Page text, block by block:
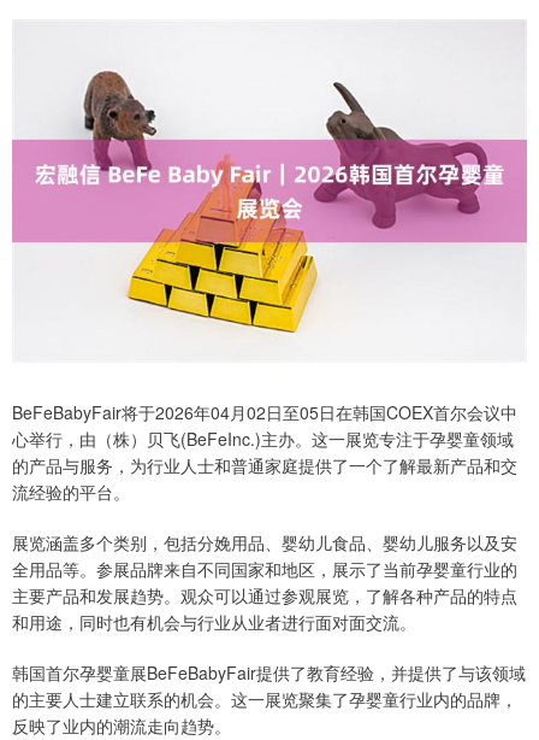
BeFeBabyFair将于2026年04月02日至05日在韩国COEX首尔会议中
心举行，由（株）贝飞(BeFeInc.)主办。这一展览专注于孕婴童领域
的产品与服务，为行业人士和普通家庭提供了一个了解最新产品和交
流经验的平台。
展览涵盖多个类别，包括分娩用品、婴幼儿食品、婴幼儿服务以及安
全用品等。参展品牌来自不同国家和地区，展示了当前孕婴童行业的
主要产品和发展趋势。观众可以通过参观展览，了解各种产品的特点
和用途，同时也有机会与行业从业者进行面对面交流。
韩国首尔孕婴童展BeFeBabyFair提供了教育经验，并提供了与该领域
的主要人士建立联系的机会。这一展览聚集了孕婴童行业内的品牌，
反映了业内的潮流走向趋势。